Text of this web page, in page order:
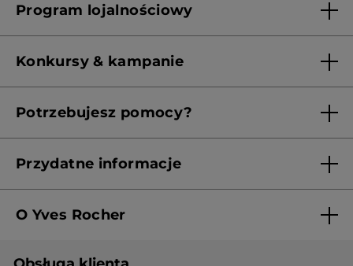
Franczyza
Program lojalnościowy
Konkursy & kampanie
Potrzebujesz pomocy?
Przydatne informacje
Polityka prywatności
O Yves Rocher